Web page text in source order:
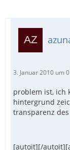
3. Januar 2010 um
problem ist, ich
hintergrund
transparenz
[autoit][/